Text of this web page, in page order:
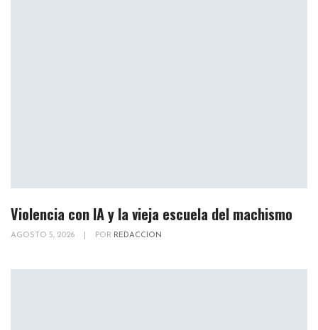
Violencia con IA y la vieja escuela del machismo
AGOSTO 5, 2026 POR REDACCION